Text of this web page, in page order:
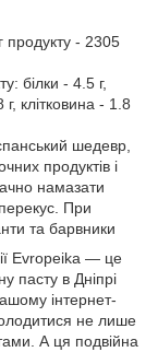
продукту - 2305
білки - 4.5 г,
клітковина - 1.8
шедевр,
продуктів і
намазати
При
та барвники
Evropeika — це
пасту в Дніпрі
інтернет-
не лише
А ця подвійна